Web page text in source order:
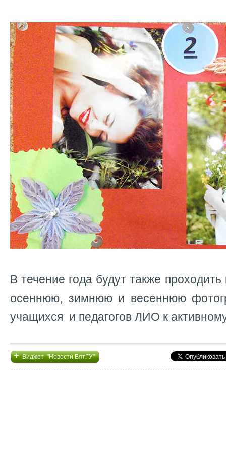
В течение года будут также
осеннюю, зимнюю и весеннюю
учащихся и педагогов ЛИО к
+Виджет "Новости ВятГУ"